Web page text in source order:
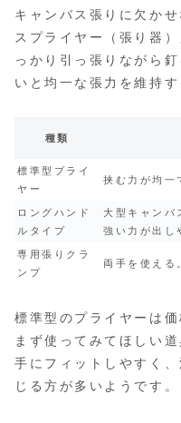
キャンバス張りに欠か
スプライヤー（張り器
っかり引っ張りながら
いと均一な張力を維持
種類
標準型プライ
ヤー
挟む力が均一
ロングハンド
ルタイプ
大型キャンバ
強い力が出し
専用張りクラ
ンプ
両手を使える
標準型のプライヤーは
まず使ってみてほしい
手にフィットしやすく
じる方が多いようです。